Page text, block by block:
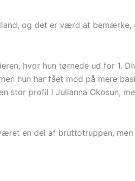
og det er værd at bemærke,
hvor hun tørnede ud for 1.
hun har fået mod på mere
stor profil i Julianna Okosun,
en del af bruttotruppen,